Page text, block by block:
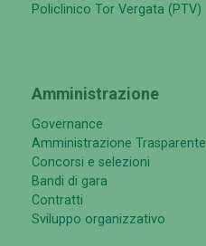
Policlinico Tor Vergata (PTV)
Amministrazione
Governance
Amministrazione Trasparente
Concorsi e selezioni
Bandi di gara
Contratti
Sviluppo organizzativo